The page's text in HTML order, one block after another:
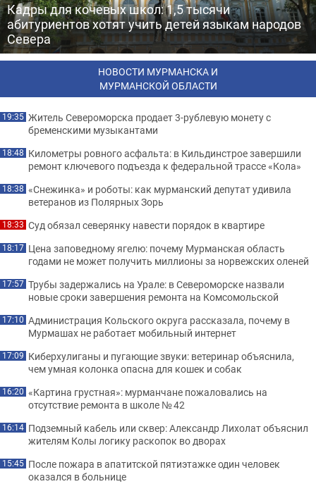
Кадры для кочевых школ: 1,5 тысячи
абитуриентов хотят учить детей языкам народов
Севера
НОВОСТИ МУРМАНСКА И
МУРМАНСКОЙ ОБЛАСТИ
19:35 Житель Североморска продает 3-рублевую монету с
бременскими музыкантами
18:48 Километры ровного асфальта: в Кильдинстрое завершили
ремонт ключевого подъезда к федеральной трассе «Кола»
18:38 «Снежинка» и роботы: как мурманский депутат удивила
ветеранов из Полярных Зорь
18:33 Суд обязал северянку навести порядок в квартире
18:17 Цена заповедному ягелю: почему Мурманская область
годами не может получить миллионы за норвежских оленей
17:57 Трубы задержались на Урале: в Североморске назвали
новые сроки завершения ремонта на Комсомольской
17:10 Администрация Кольского округа рассказала, почему в
Мурмашах не работает мобильный интернет
17:09 Киберхулиганы и пугающие звуки: ветеринар объяснила,
чем умная колонка опасна для кошек и собак
16:20 «Картина грустная»: мурманчане пожаловались на
отсутствие ремонта в школе № 42
16:14 Подземный кабель или сквер: Александр Лихолат объяснил
жителям Колы логику раскопок во дворах
15:45 После пожара в апатитской пятиэтажке один человек
оказался в больнице